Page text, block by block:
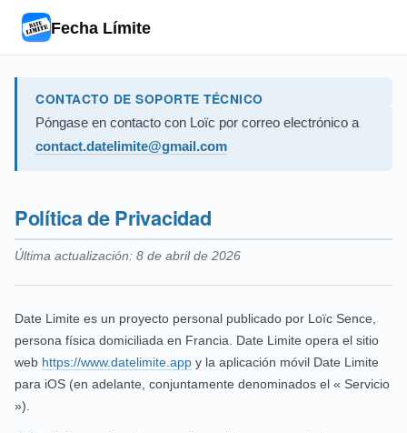
Fecha Límite
CONTACTO DE SOPORTE TÉCNICO
Póngase en contacto con Loïc por correo electrónico a
contact.datelimite@gmail.com
Política de Privacidad
Última actualización: 8 de abril de 2026
Date Limite es un proyecto personal publicado por Loïc Sence,
persona física domiciliada en Francia. Date Limite opera el sitio
web https://www.datelimite.app y la aplicación móvil Date Limite
para iOS (en adelante, conjuntamente denominados el « Servicio
»).